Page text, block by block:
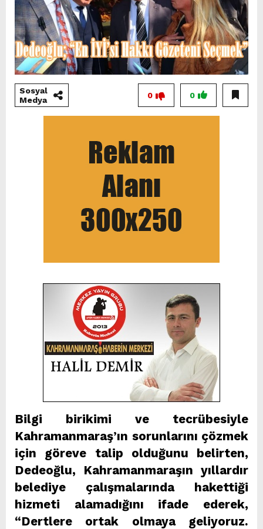
Sosyal
Medya
0
0
Bilgi birikimi ve tecrübesiyle
Kahramanmaraş’ın sorunlarını çözmek
için göreve talip olduğunu belirten,
Dedeoğlu, Kahramanmaraşın yıllardır
belediye çalışmalarında hakettiği
hizmeti alamadığını ifade ederek,
“Dertlere ortak olmaya geliyoruz.